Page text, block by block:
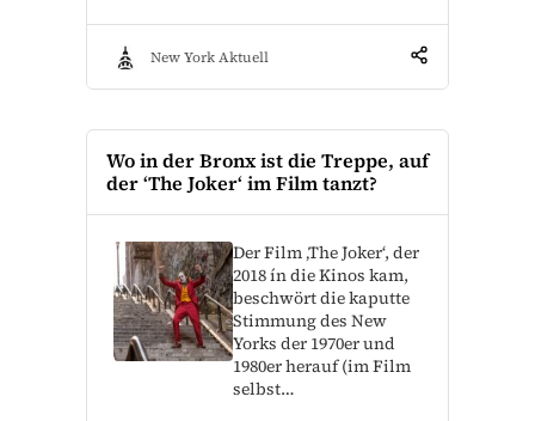
New York Aktuell
Wo in der Bronx ist die Treppe, auf
der ‘The Joker‘ im Film tanzt?
Der Film ‚The Joker‘, der
2018 ín die Kinos kam,
beschwört die kaputte
Stimmung des New
Yorks der 1970er und
1980er herauf (im Film
selbst…